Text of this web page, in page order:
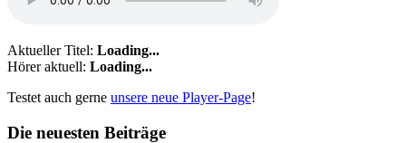
Aktueller Titel: Loading...
Hörer aktuell: Loading...
Testet auch gerne unsere neue Player-Page!
Die neuesten Beiträge